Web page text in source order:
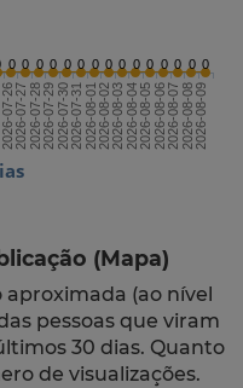
0 0 0 0 0 0 0 0 0 0 0 0 0 0 0
2026-07-262026-07-272026-07-282026-07-292026-07-302026-07-312026-08-012026-08-022026-08-032026-08-042026-08-052026-08-062026-08-072026-08-082026-08-09
(Mapa)
(ao nível
pessoas que viram
30 dias. Quanto
de visualizações.